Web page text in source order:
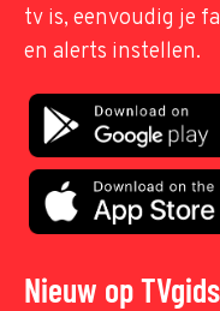
tv is, eenvoudig je
en alerts instellen.
Nieuw op